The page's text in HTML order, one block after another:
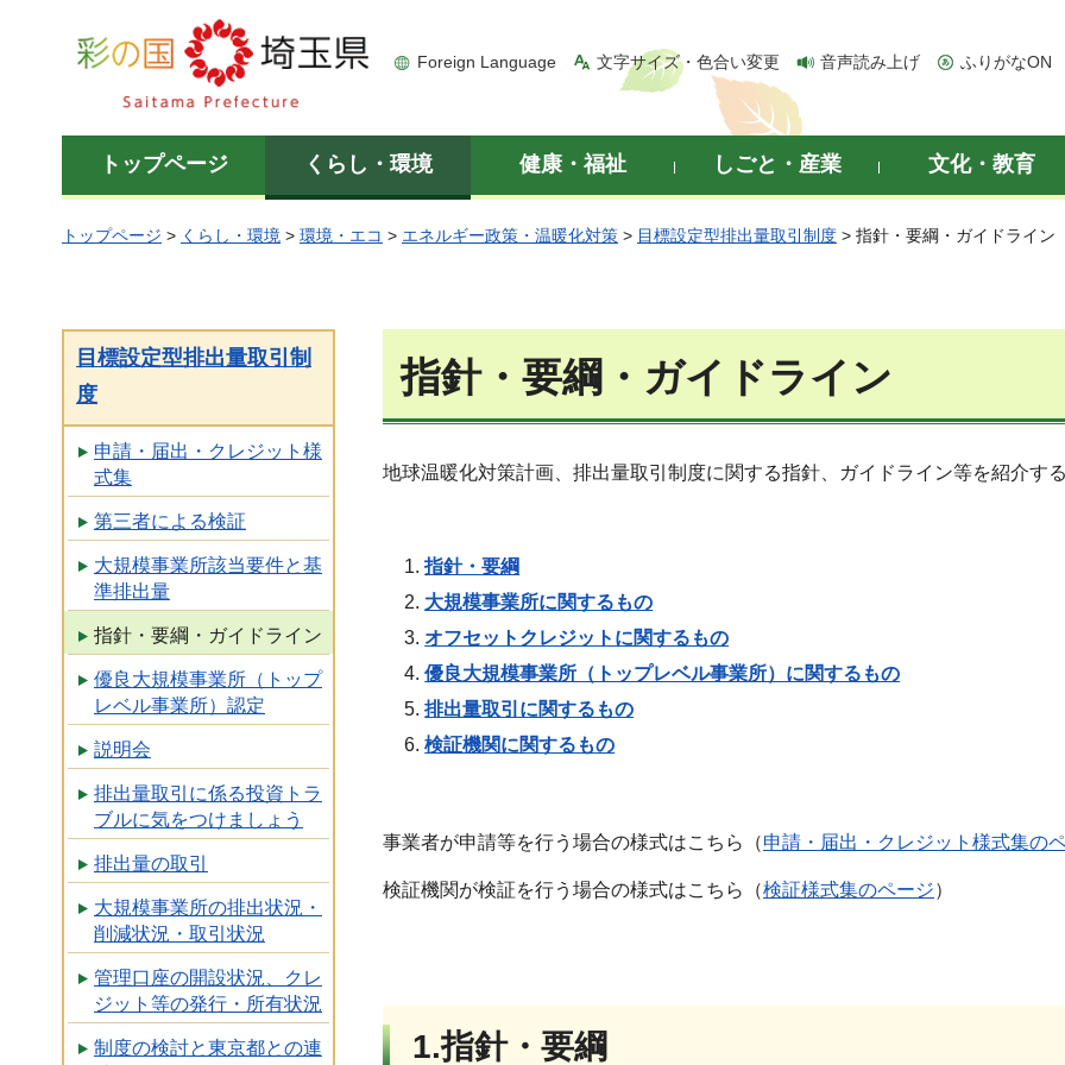
彩の国 埼玉県
Foreign Language 文字サイズ・色合い変更 音声読み上げ ふりがなON
トップページ くらし・環境 健康・福祉 しごと・産業 文化・教育
トップページ > くらし・環境 > 環境・エコ > エネルギー政策・温暖化対策 > 目標設定型排出量取引制度 > 指針・要綱・ガイドライン
目標設定型排出量取引制
度
申請・届出・クレジット様
式集
第三者による検証
大規模事業所該当要件と基
準排出量
指針・要綱・ガイドライン
優良大規模事業所（トップ
レベル事業所）認定
説明会
排出量取引に係る投資トラ
ブルに気をつけましょう
排出量の取引
大規模事業所の排出状況・
削減状況・取引状況
管理口座の開設状況、クレ
ジット等の発行・所有状況
制度の検討と東京都との連
指針・要綱・ガイドライン
地球温暖化対策計画、排出量取引制度に関する指針、ガイドライン等を紹介する
指針・要綱
大規模事業所に関するもの
オフセットクレジットに関するもの
優良大規模事業所（トップレベル事業所）に関するもの
排出量取引に関するもの
検証機関に関するもの
事業者が申請等を行う場合の様式はこちら（申請・届出・クレジット様式集の
検証機関が検証を行う場合の様式はこちら（検証様式集のページ）
1.指針・要綱